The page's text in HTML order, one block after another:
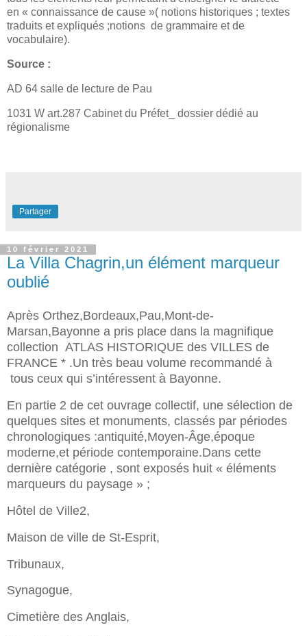
en « connaissance de cause »( notions historiques ; textes
traduits et expliqués ;notions de grammaire et de
vocabulaire).
Source :
AD 64 salle de lecture de Pau
1031 W art.287 Cabinet du Préfet_ dossier dédié au
régionalisme
Partager
10 février 2021
La Villa Chagrin,un élément marqueur
oublié
Après Orthez,Bordeaux,Pau,Mont-de-
Marsan,Bayonne a pris place dans la magnifique
collection ATLAS HISTORIQUE des VILLES de
FRANCE * .Un très beau volume recommandé à
tous ceux qui s’intéressent à Bayonne.
En partie 2 de cet ouvrage collectif, une sélection de
quelques sites et monuments, classés par périodes
chronologiques :antiquité,Moyen-Âge,époque
moderne,et période contemporaine.Dans cette
dernière catégorie , sont exposés huit « éléments
marqueurs du paysage » ;
Hôtel de Ville2,
Maison de ville de St-Esprit,
Tribunaux,
Synagogue,
Cimetière des Anglais,